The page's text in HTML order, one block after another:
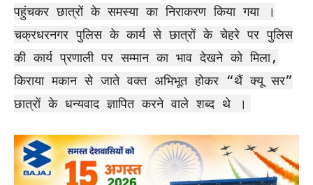
पहुंचकर छात्रों के समस्या का निराकरण किया गया ।
चक्रधरनगर पुलिस के कार्य से छात्रों के चेहरे पर पुलिस
की कार्य प्रणाली पर सम्मान का भाव देखने को मिला,
किराया मकान से जाते वक्त अभिभूत होकर “थैं क्यू सर”
छात्रों के धन्यवाद ज्ञापित करने वाले शब्द थे ।